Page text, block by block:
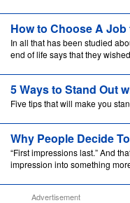
How to Choose A
In all that has been studied
end of life says that they
5 Ways to Stand Out
Five tips that will make you
Why People Decide
“First impressions last.” And
impression into something
Advertisement